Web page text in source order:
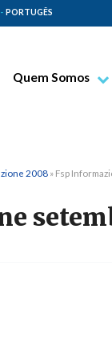
PORTUGÊS
Quem Somos
Lugares de
2008 » Fsp